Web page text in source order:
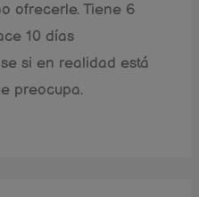
ofrecerle. Tiene 6
10 días
si en realidad está
preocupa.